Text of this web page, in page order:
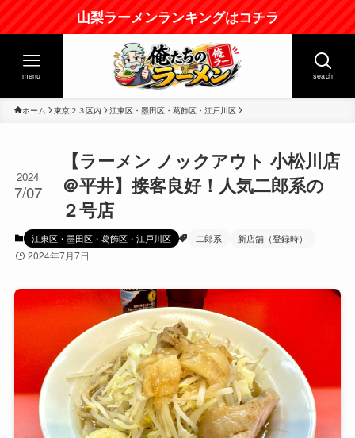
山梨ラーメンランキングはコチラ
seach
menu
ホーム 東京２３区内 江東区・墨田区・葛飾区・江戸川区
【ラーメン ノックアウト 小松川店
＠平井】接客良好！人気二郎系の
２号店
2024
7/07
江東区・墨田区・葛飾区・江戸川区 二郎系 新店舗（登録時）
2024年7月7日